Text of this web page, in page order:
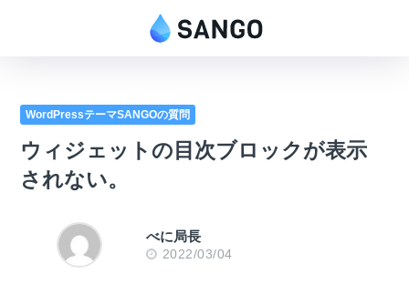
WordPressテーマSANGOの質問
ウィジェットの目次ブロックが表示
されない。
べに局長
2022/03/04